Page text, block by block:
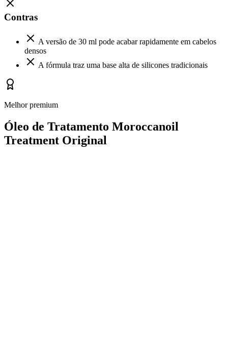
Contras
A versão de 30 ml pode acabar rapidamente em cabelos
densos
A fórmula traz uma base alta de silicones tradicionais
Melhor premium
Óleo de Tratamento Moroccanoil
Treatment Original